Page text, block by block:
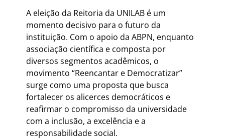
A eleição da Reitoria da UNILAB é um
momento decisivo para o futuro da
instituição. Com o apoio da ABPN, enquanto
associação científica e composta por
diversos segmentos acadêmicos, o
movimento “Reencantar e Democratizar”
surge como uma proposta que busca
fortalecer os alicerces democráticos e
reafirmar o compromisso da universidade
com a inclusão, a excelência e a
responsabilidade social.